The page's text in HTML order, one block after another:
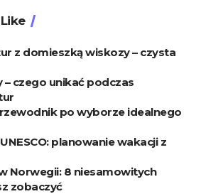
z domieszką wiskozy – czysta
– czego unikać podczas
po wyborze idealnego
planowanie wakacji z
Norwegii: 8 niesamowitych
zobaczyć